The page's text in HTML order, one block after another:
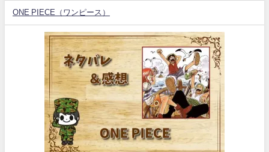
ONE PIECE（ワンピース）